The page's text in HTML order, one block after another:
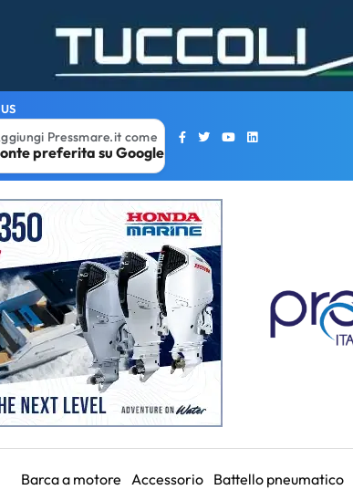
Pressmare.it come
preferita su Google
Barca a motore Accessorio Battello pneumatico